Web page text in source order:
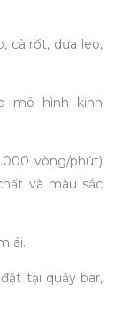
cà rốt, dưa leo,
mô hình kinh
vòng/phút)
và màu sắc
ái.
tại quầy bar,